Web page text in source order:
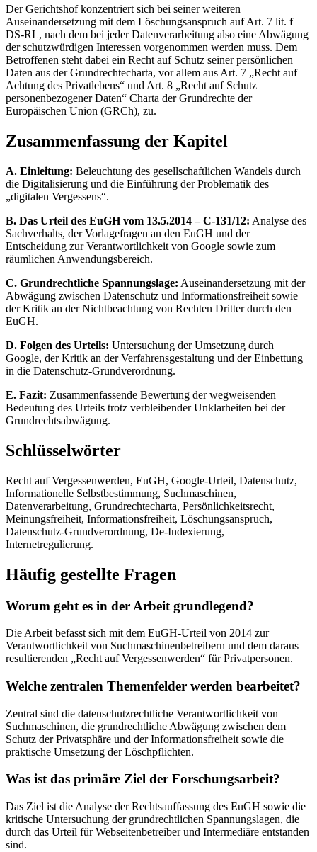
Der Gerichtshof konzentriert sich bei seiner weiteren
Auseinandersetzung mit dem Löschungsanspruch auf Art. 7 lit. f
DS-RL, nach dem bei jeder Datenverarbeitung also eine Abwägung
der schutzwürdigen Interessen vorgenommen werden muss. Dem
Betroffenen steht dabei ein Recht auf Schutz seiner persönlichen
Daten aus der Grundrechtecharta, vor allem aus Art. 7 „Recht auf
Achtung des Privatlebens“ und Art. 8 „Recht auf Schutz
personenbezogener Daten“ Charta der Grundrechte der
Europäischen Union (GRCh), zu.
Zusammenfassung der Kapitel
A. Einleitung: Beleuchtung des gesellschaftlichen Wandels durch
die Digitalisierung und die Einführung der Problematik des
„digitalen Vergessens“.
B. Das Urteil des EuGH vom 13.5.2014 – C-131/12: Analyse des
Sachverhalts, der Vorlagefragen an den EuGH und der
Entscheidung zur Verantwortlichkeit von Google sowie zum
räumlichen Anwendungsbereich.
C. Grundrechtliche Spannungslage: Auseinandersetzung mit der
Abwägung zwischen Datenschutz und Informationsfreiheit sowie
der Kritik an der Nichtbeachtung von Rechten Dritter durch den
EuGH.
D. Folgen des Urteils: Untersuchung der Umsetzung durch
Google, der Kritik an der Verfahrensgestaltung und der Einbettung
in die Datenschutz-Grundverordnung.
E. Fazit: Zusammenfassende Bewertung der wegweisenden
Bedeutung des Urteils trotz verbleibender Unklarheiten bei der
Grundrechtsabwägung.
Schlüsselwörter
Recht auf Vergessenwerden, EuGH, Google-Urteil, Datenschutz,
Informationelle Selbstbestimmung, Suchmaschinen,
Datenverarbeitung, Grundrechtecharta, Persönlichkeitsrecht,
Meinungsfreiheit, Informationsfreiheit, Löschungsanspruch,
Datenschutz-Grundverordnung, De-Indexierung,
Internetregulierung.
Häufig gestellte Fragen
Worum geht es in der Arbeit grundlegend?
Die Arbeit befasst sich mit dem EuGH-Urteil von 2014 zur
Verantwortlichkeit von Suchmaschinenbetreibern und dem daraus
resultierenden „Recht auf Vergessenwerden“ für Privatpersonen.
Welche zentralen Themenfelder werden bearbeitet?
Zentral sind die datenschutzrechtliche Verantwortlichkeit von
Suchmaschinen, die grundrechtliche Abwägung zwischen dem
Schutz der Privatsphäre und der Informationsfreiheit sowie die
praktische Umsetzung der Löschpflichten.
Was ist das primäre Ziel der Forschungsarbeit?
Das Ziel ist die Analyse der Rechtsauffassung des EuGH sowie die
kritische Untersuchung der grundrechtlichen Spannungslagen, die
durch das Urteil für Webseitenbetreiber und Intermediäre entstanden
sind.